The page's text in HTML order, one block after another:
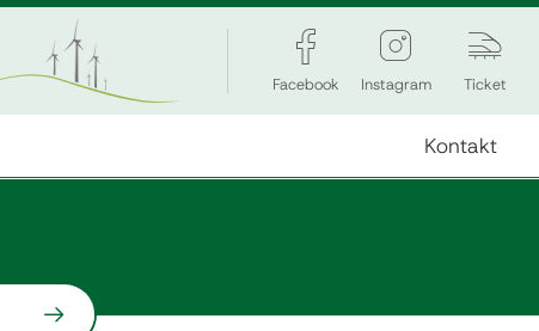
Facebook Instagram Ticket
Kontakt